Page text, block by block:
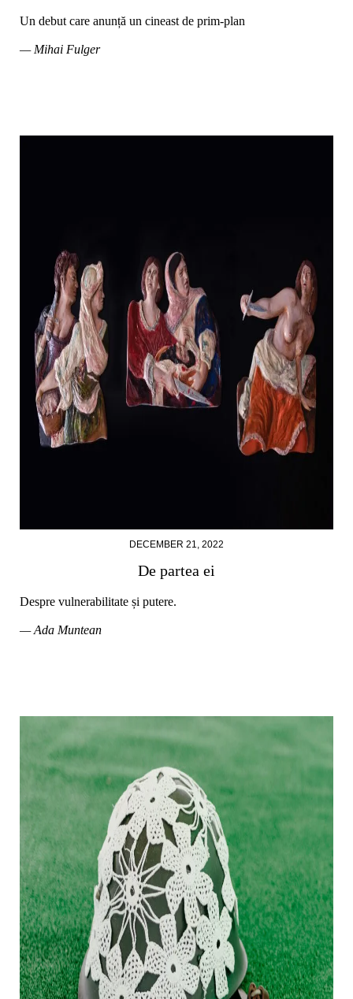
Un debut care anunță un cineast de prim-plan
— Mihai Fulger
DECEMBER 21, 2022
De partea ei
Despre vulnerabilitate și putere.
— Ada Muntean